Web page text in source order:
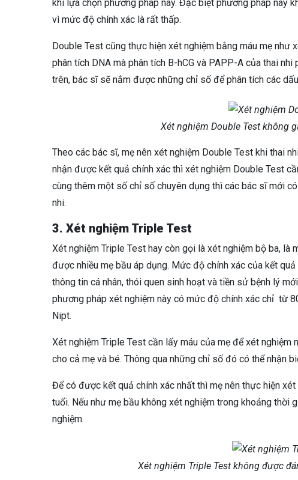
khi lựa chọn phương pháp này. Đặc biệt phương pháp này
vì mức độ chính xác là rất thấp.
Double Test cũng thực hiện xét nghiệm bằng máu mẹ như
phân tích DNA mà phân tích B-hCG và PAPP-A của thai
trên, bác sĩ sẽ nắm được những chỉ số để phân tích các
Xét nghiệm Double Test không
Theo các bác sĩ, mẹ nên xét nghiệm Double Test khi thai
nhận được kết quả chính xác thì xét nghiệm Double Test
cùng thêm một số chỉ số chuyên dụng thì các bác sĩ mới
nhi.
3. Xét nghiệm Triple Test
Xét nghiệm Triple Test hay còn gọi là xét nghiệm bộ ba,
được nhiều mẹ bầu áp dụng. Mức độ chính xác của kết
thông tin cá nhân, thói quen sinh hoạt và tiền sử bệnh lý
phương pháp xét nghiệm này có mức độ chính xác chỉ từ
Nipt.
Xét nghiệm Triple Test cần lấy máu của mẹ để xét nghiệm
cho cả mẹ và bé. Thông qua những chỉ số đó có thể nhận
Để có được kết quả chính xác nhất thì mẹ nên thực hiện
tuổi. Nếu như mẹ bầu không xét nghiệm trong khoảng thời
nghiệm.
Xét nghiệm Triple Test không được